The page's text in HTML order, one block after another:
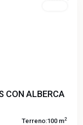
CON ALBERCA
Terreno:100 m2